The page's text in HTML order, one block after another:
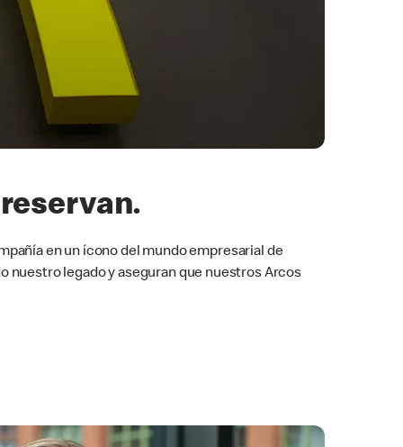
en un ícono del mundo empresarial de
nuestro legado y aseguran que nuestros Arcos